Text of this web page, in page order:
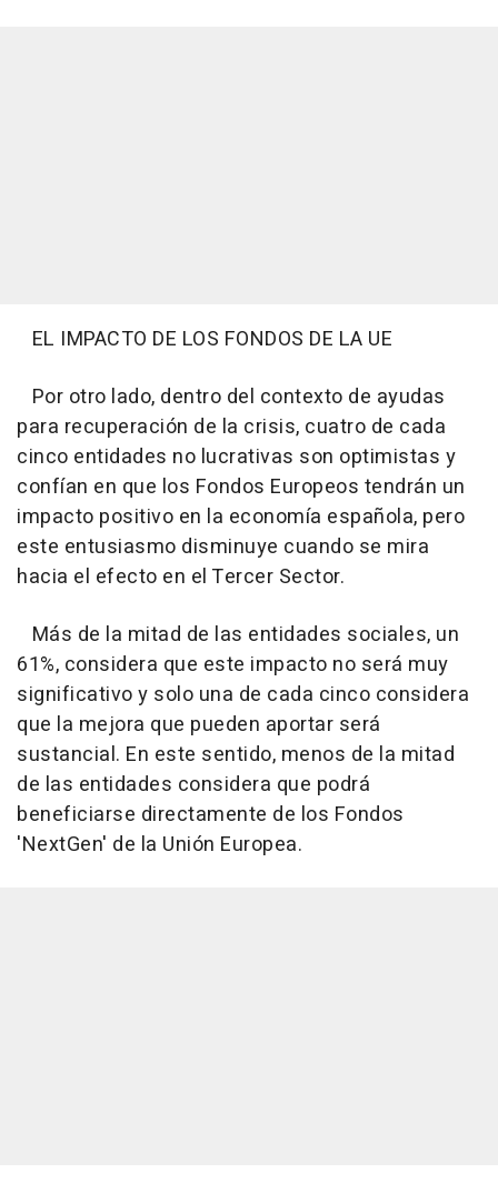
EL IMPACTO DE LOS FONDOS DE LA UE
Por otro lado, dentro del contexto de ayudas
para recuperación de la crisis, cuatro de cada
cinco entidades no lucrativas son optimistas y
confían en que los Fondos Europeos tendrán un
impacto positivo en la economía española, pero
este entusiasmo disminuye cuando se mira
hacia el efecto en el Tercer Sector.
Más de la mitad de las entidades sociales, un
61%, considera que este impacto no será muy
significativo y solo una de cada cinco considera
que la mejora que pueden aportar será
sustancial. En este sentido, menos de la mitad
de las entidades considera que podrá
beneficiarse directamente de los Fondos
'NextGen' de la Unión Europea.